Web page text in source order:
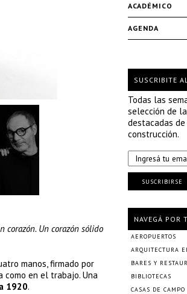
corazón. Un corazón sólido
manos, firmado por
como en el trabajo. Una
1920.
ACADÉMICO
AGENDA
SUSCRIBITE
Todas las
selección de
destacadas
construcción.
SUSCRIBIRSE
NAVEGÁ POR
AEROPUERTOS
ARQUITECTURA
BARES Y
BIBLIOTECAS
CASAS DE CAMPO